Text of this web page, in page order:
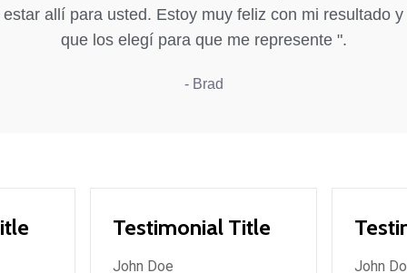
estar allí para usted. Estoy muy feliz con mi resultado y
que los elegí para que me represente ".
- Brad
Testimonial Title
John Doe John